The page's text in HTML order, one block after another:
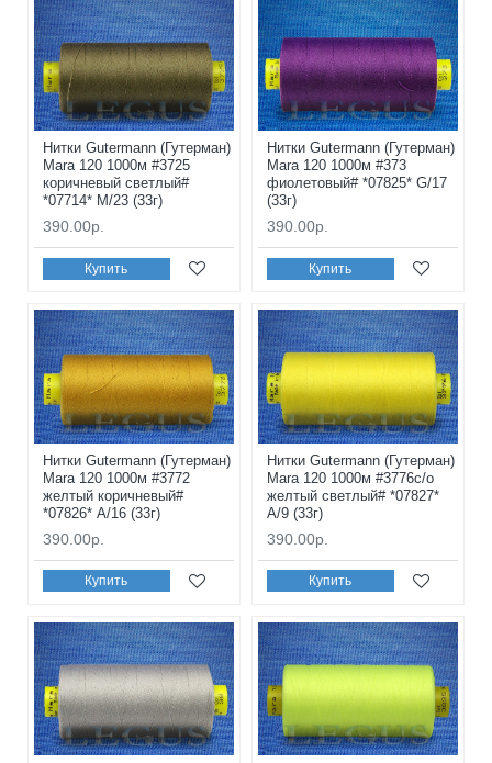
Нитки Gutermann (Гутерман)
Mara 120 1000м #3725
коричневый светлый#
*07714* M/23 (33г)
390.00р.
Купить
Нитки Gutermann (Гутерман)
Mara 120 1000м #373
фиолетовый# *07825* G/17
(33г)
390.00р.
Купить
Нитки Gutermann (Гутерман)
Mara 120 1000м #3772
желтый коричневый#
*07826* A/16 (33г)
390.00р.
Купить
Нитки Gutermann (Гутерман)
Mara 120 1000м #3776с/о
желтый светлый# *07827*
A/9 (33г)
390.00р.
Купить